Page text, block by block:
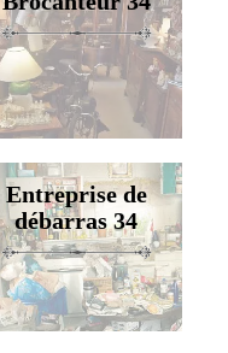
Entreprise de
débarras 34